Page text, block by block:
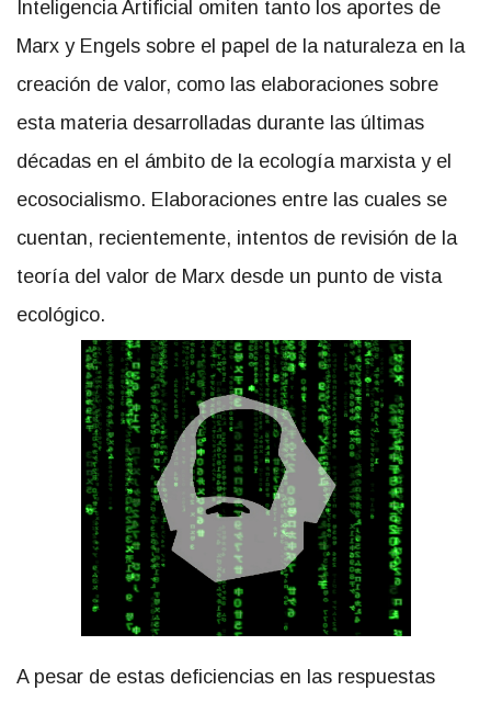
Inteligencia Artificial omiten tanto los aportes de
Marx y Engels sobre el papel de la naturaleza en la
creación de valor, como las elaboraciones sobre
esta materia desarrolladas durante las últimas
décadas en el ámbito de la ecología marxista y el
ecosocialismo. Elaboraciones entre las cuales se
cuentan, recientemente, intentos de revisión de la
teoría del valor de Marx desde un punto de vista
ecológico.
A pesar de estas deficiencias en las respuestas